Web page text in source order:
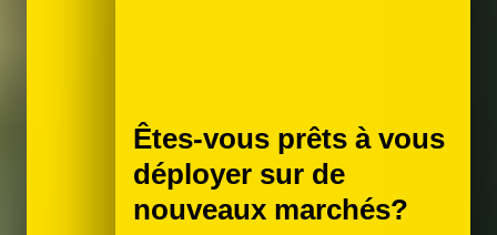
Êtes-vous prêts à vous
déployer sur de
nouveaux marchés?